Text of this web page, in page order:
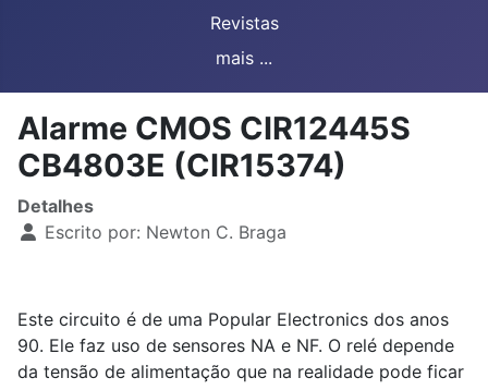
Revistas
mais ...
Alarme CMOS CIR12445S
CB4803E (CIR15374)
Detalhes
Escrito por: Newton C. Braga
Este circuito é de uma Popular Electronics dos anos
90. Ele faz uso de sensores NA e NF. O relé depende
da tensão de alimentação que na realidade pode ficar